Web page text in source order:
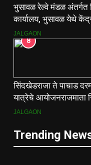
भुसावळ रेल्वे मंडळ अंतर्गत
कार्यालय, भुसावळ येथे
यांनी आढावा बैठक घेतली…
JALGAON
8
सिंदखेडराजा ते पाचाड
यात्रेचे आयोजनराजमाता
जाधव यांच्या
JALGAON
Trending